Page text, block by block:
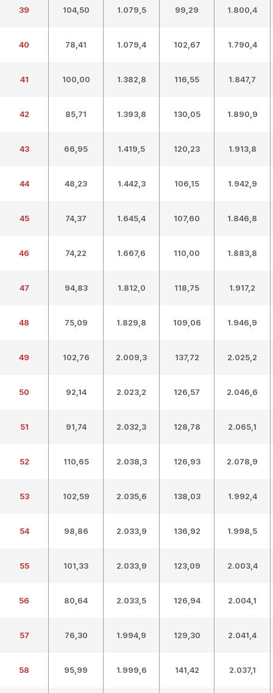
39 104,50 1.079,5 99,29 1.800,4
40 78,41 1.079,4 102,67 1.790,4
41 100,00 1.382,8 116,55 1.847,7
42 85,71 1.393,8 130,05 1.890,9
43 66,95 1.419,5 120,23 1.913,8
44 48,23 1.442,3 106,15 1.942,9
45 74,37 1.645,4 107,60 1.846,8
46 74,22 1.667,6 110,00 1.883,8
47 94,83 1.812,0 118,75 1.917,2
48 75,09 1.829,8 109,06 1.946,9
49 102,76 2.009,3 137,72 2.025,2
50 92,14 2.023,2 126,57 2.046,6
51 91,74 2.032,3 128,78 2.065,1
52 110,65 2.038,3 126,93 2.078,9
53 102,59 2.035,6 138,03 1.992,4
54 98,86 2.033,9 136,92 1.998,5
55 101,33 2.033,9 123,09 2.003,4
56 80,64 2.033,5 126,94 2.004,1
57 76,30 1.994,9 129,30 2.041,4
58 95,99 1.999,6 141,42 2.037,1